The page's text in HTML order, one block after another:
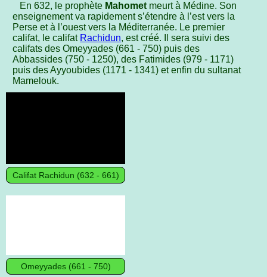
En 632, le prophète Mahometmeurt à Médine. Son
enseignement va rapidement s’étendre à l’est vers la
Perse et à l’ouest vers la Méditerranée. Le premier
califat, le califat Rachidun, est créé. Il sera suivi des
califats des Omeyyades (661 - 750) puis des
Abbassides (750 - 1250), des Fatimides (979 - 1171)
puis des Ayyoubides (1171 - 1341) et enfin du sultanat
Mamelouk.
Califat Rachidun (632 - 661)
Omeyyades (661 - 750)